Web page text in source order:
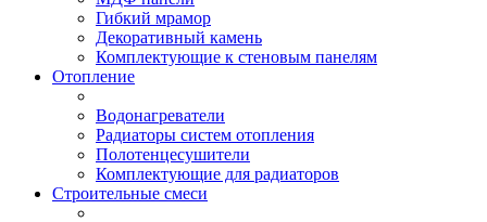
Гибкий мрамор
Декоративный камень
Комплектующие к стеновым панелям
Отопление
Водонагреватели
Радиаторы систем отопления
Полотенцесушители
Комплектующие для радиаторов
Строительные смеси